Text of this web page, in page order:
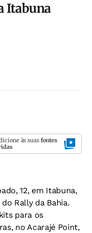
Itabuna
às suas fontes
12, em Itabuna,
Rally da Bahia.
para os
no Acarajé Point,